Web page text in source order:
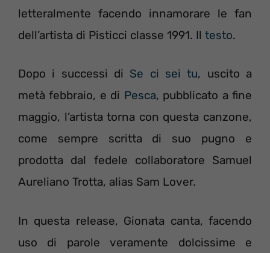
letteralmente facendo innamorare le fan
dell’artista di Pisticci classe 1991. Il testo.
Dopo i successi di Se ci sei tu, uscito a
metà febbraio, e di Pesca, pubblicato a fine
maggio, l’artista torna con questa canzone,
come sempre scritta di suo pugno e
prodotta dal fedele collaboratore Samuel
Aureliano Trotta, alias Sam Lover.
In questa release, Gionata canta, facendo
uso di parole veramente dolcissime e